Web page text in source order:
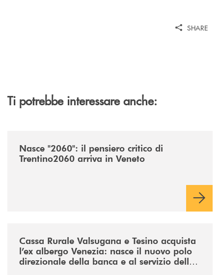
SHARE
Ti potrebbe interessare anche:
Nasce "2060": il pensiero critico di
Trentino2060 arriva in Veneto
Cassa Rurale Valsugana e Tesino acquista
l’ex albergo Venezia: nasce il nuovo polo
direzionale della banca e al servizio della